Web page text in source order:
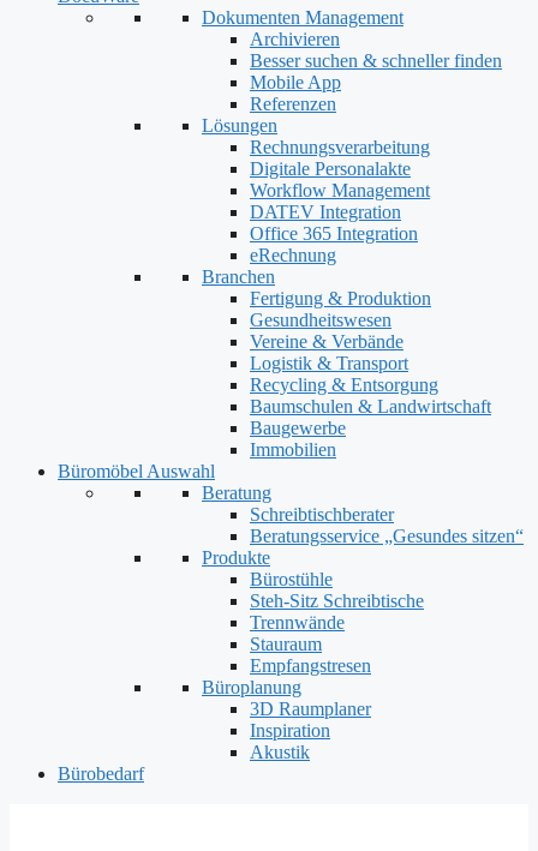
Dokumenten Management
Archivieren
Besser suchen & schneller finden
Mobile App
Referenzen
Lösungen
Rechnungsverarbeitung
Digitale Personalakte
Workflow Management
DATEV Integration
Office 365 Integration
eRechnung
Branchen
Fertigung & Produktion
Gesundheitswesen
Vereine & Verbände
Logistik & Transport
Recycling & Entsorgung
Baumschulen & Landwirtschaft
Baugewerbe
Immobilien
Büromöbel Auswahl
Beratung
Schreibtischberater
Beratungsservice „Gesundes sitzen“
Produkte
Bürostühle
Steh-Sitz Schreibtische
Trennwände
Stauraum
Empfangstresen
Büroplanung
3D Raumplaner
Inspiration
Akustik
Bürobedarf